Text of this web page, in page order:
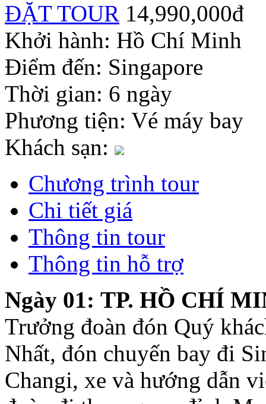
ĐẶT TOUR 14,990,000đ
Khởi hành: Hồ Chí Minh
Điểm đến: Singapore
Thời gian: 6 ngày
Phương tiện: Vé máy bay
Khách sạn:
Chương trình tour
Chi tiết giá
Thông tin tour
Thông tin hỗ trợ
Ngày 01: TP. HỒ CHÍ
Trưởng đoàn đón Quý
Nhất, đón chuyến bay đi
Changi, xe và hướng dẫn